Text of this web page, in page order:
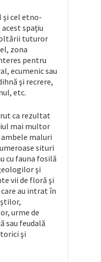
cel etno-
spaţiu
tuturor
zona
pentru
ecumenic sau
şi recrere,
etc.
ca rezultat
mai multor
maluri
situri
cu fauna fosilă
şi
vii de floră şi
au intrat în
urme de
sau feudală
şi